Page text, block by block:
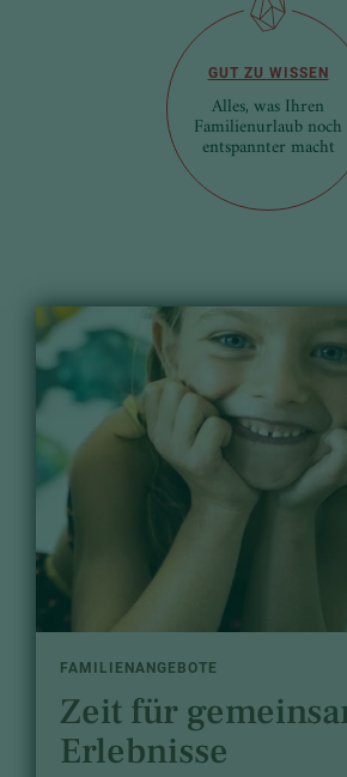
GUT ZU WISSEN
Alles, was Ihren
Familienurlaub noch
entspannter macht
FAMILIENANGEBOTE
Zeit für
Erlebnisse